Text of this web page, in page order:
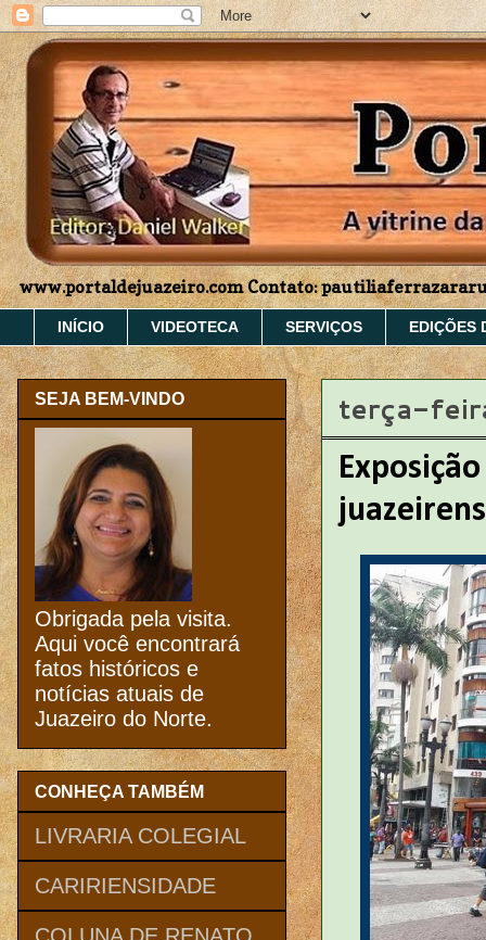
www.portaldejuazeiro.com Contato:
INÍCIO VIDEOTECA SERVIÇOS EDIÇÕES
terça-
SEJA BEM-VINDO
Obrigada pela visita.
Aqui você encontrará
fatos históricos e
notícias atuais de
Juazeiro do Norte.
CONHEÇA TAMBÉM
LIVRARIA COLEGIAL
CARIRIENSIDADE